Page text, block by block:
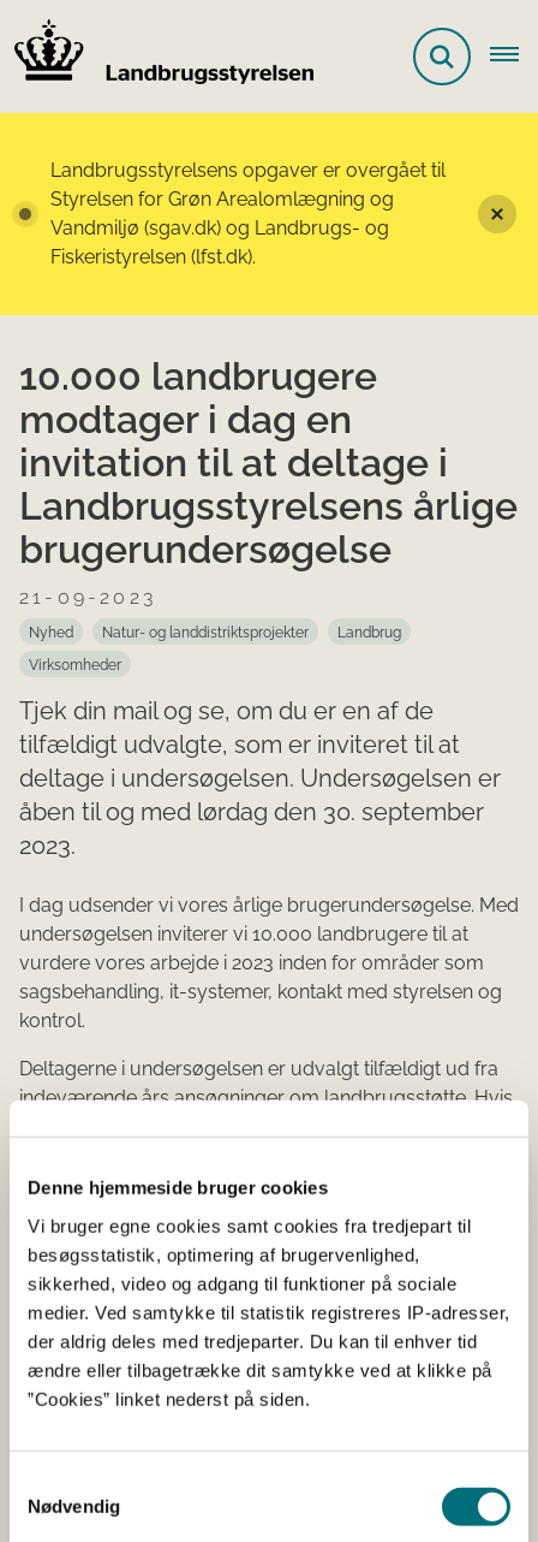
Denne hjemmeside bruger cookies
Vi bruger egne cookies samt cookies fra tredjepart til
besøgsstatistik, optimering af brugervenlighed,
sikkerhed, video og adgang til funktioner på sociale
medier. Ved samtykke til statistik registreres IP-adresser,
der aldrig deles med tredjeparter. Du kan til enhver tid
ændre eller tilbagetrække dit samtykke ved at klikke på
”Cookies” linket nederst på siden.
Nødvendig
Landbrugsstyrelsens opgaver er overgået til
Styrelsen for Grøn Arealomlægning og
Vandmiljø (sgav.dk) og Landbrugs- og
Fiskeristyrelsen (lfst.dk).
10.000 landbrugere
modtager i dag en
invitation til at deltage i
Landbrugsstyrelsens årlige
brugerundersøgelse
21-09-2023
Nyhed Natur- og landdistriktsprojekter
Landbrug
Virksomheder
Tjek din mail og se, om du er en af de
tilfældigt udvalgte, som er inviteret til at
deltage i undersøgelsen. Undersøgelsen er
åben til og med lørdag den 30. september
2023.
I dag udsender vi vores årlige brugerundersøgelse. Med
undersøgelsen inviterer vi 10.000 landbrugere til at
vurdere vores arbejde i 2023 inden for områder som
sagsbehandling, it-systemer, kontakt med styrelsen og
kontrol.
Deltagerne i undersøgelsen er udvalgt tilfældigt ud fra
indeværende års ansøgninger om landbrugsstøtte. Hvis
undersøgelsen.
Dine svar giver os vigtig viden
Dine besvarelser giver os vigtig viden om din oplevelse
med Landbrugsstyrelsen, og er med til at sætte en
retning for vores arbejde det kommende år. Derfor er
hver enkelt besvarelse vigtig.
Har du spørgsmål, er du velkommen til at kontakte os